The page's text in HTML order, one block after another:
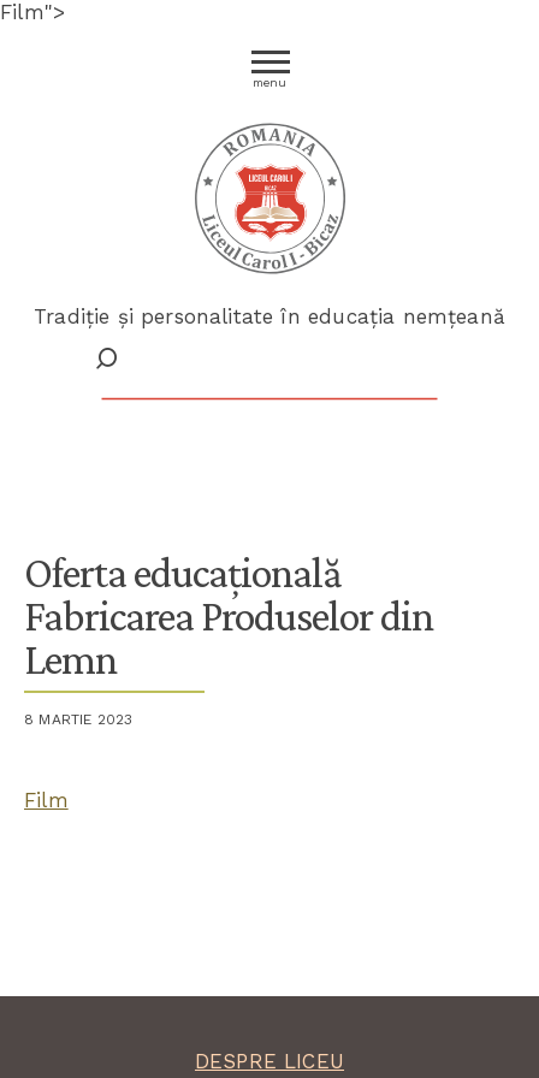
Film">
Tradiție și personalitate în educația nemțeană
menu
Oferta educațională
Fabricarea Produselor din
Lemn
8 MARTIE 2023
Film
DESPRE LICEU